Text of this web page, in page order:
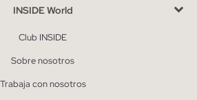
INSIDE World
Club INSIDE
Sobre nosotros
Trabaja con nosotros